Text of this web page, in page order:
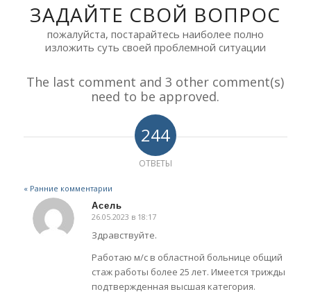
ЗАДАЙТЕ СВОЙ ВОПРОС
пожалуйста, постарайтесь наиболее полно
изложить суть своей проблемной ситуации
The last comment and 3 other comment(s)
need to be approved.
244
ОТВЕТЫ
« Ранние комментарии
Асель
говорит:
26.05.2023 в 18:17
Здравствуйте.
Работаю м/с в областной больнице общий
стаж работы более 25 лет. Имеется трижды
подтвержденная высшая категория.